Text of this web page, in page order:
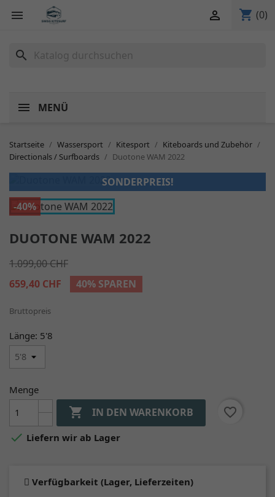
 shopping_cart (0)

search
MENÜ
Startseite Wassersport Kitesport
Kiteboards und Zubehör
Directionals / Surfboards
Duotone WAM 2022
SONDERPREIS!
-40%
DUOTONE WAM 2022
1.099,00 CHF
659,40 CHF
40% SPAREN
Bruttopreis
Länge: 5'8
Menge
 IN DEN WARENKORB
favorite_border
 Liefern wir ab Lager
Verfügbarkeit (Lager, Lieferzeiten)